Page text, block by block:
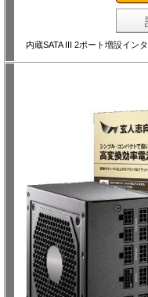
内蔵SATA III 2ポート増設イン